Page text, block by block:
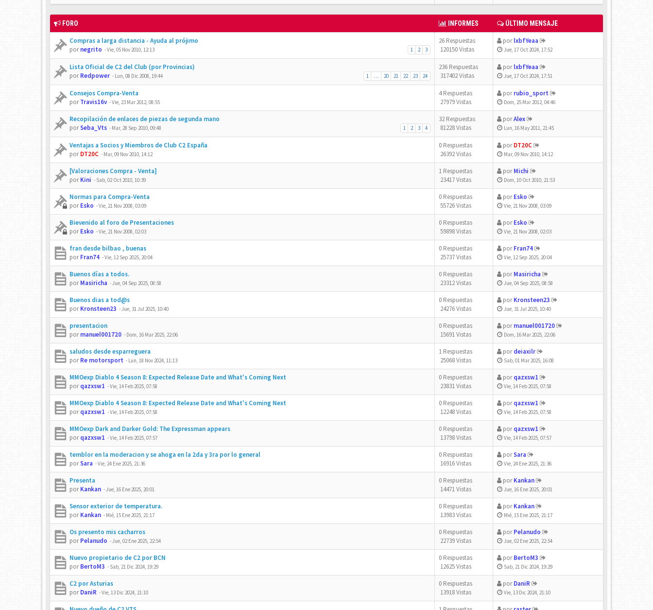
FORO INFORMES ÚLTIMO MENSAJE
Compras a larga distancia - Ayuda al prójimo
1 2 3
pornegrito -Vie, 05 Nov 2010, 12:13
26 Respuestas
120150 Vistas
porlxbfYeaa
Jue, 17 Oct 2024, 17:52
Lista Oficial de C2 del Club (por Provincias)
1 … 20 21 22 23 24
porRedpower - Lun, 08 Dic 2008, 19:44
236 Respuestas
317402 Vistas
porlxbfYeaa
Jue, 17 Oct 2024, 17:51
Consejos Compra-Venta
porTravis16v -Vie, 23 Mar 2012, 08:55
4 Respuestas
27979 Vistas
porrubio_sport
Dom, 25 Mar 2012, 04:46
Recopilación de enlaces de piezas de segunda mano
1 2 3 4
porSeba_Vts - Mar, 28 Sep 2010, 09:48
32 Respuestas
81228 Vistas
porAlex
Lun, 16 May 2011, 21:45
Ventajas a Socios y Miembros de Club C2 España
porDT20C - Mar, 09 Nov 2010, 14:12
0 Respuestas
26392 Vistas
porDT20C
Mar, 09 Nov 2010, 14:12
[Valoraciones Compra - Venta]
porKini - Sab, 02 Oct 2010, 10:39
1 Respuestas
23417 Vistas
porMichi
Dom, 10 Oct 2010, 21:53
Normas para Compra-Venta
porEsko -Vie, 21 Nov 2008, 03:09
0 Respuestas
55726 Vistas
porEsko
Vie, 21 Nov 2008, 03:09
Bievenido al foro de Presentaciones
porEsko -Vie, 21 Nov 2008, 02:03
0 Respuestas
59898 Vistas
porEsko
Vie, 21 Nov 2008, 02:03
fran desde bilbao , buenas
porFran74 -Vie, 12 Sep 2025, 20:04
0 Respuestas
25737 Vistas
porFran74
Vie, 12 Sep 2025, 20:04
Buenos días a todos.
porMasiricha -Jue, 04 Sep 2025, 08:58
0 Respuestas
23312 Vistas
porMasiricha
Jue, 04 Sep 2025, 08:58
Buenos dias a tod@s
porKronsteen23 -Jue, 31 Jul 2025, 10:40
0 Respuestas
24276 Vistas
porKronsteen23
Jue, 31 Jul 2025, 10:40
presentacion
pormanuel001720 - Dom, 16 Mar 2025, 22:06
0 Respuestas
15691 Vistas
pormanuel001720
Dom, 16 Mar 2025, 22:06
saludos desde esparreguera
porRe motorsport - Lun, 18 Nov 2024, 11:13
1 Respuestas
25068 Vistas
pordeiaxilr
Sab, 01 Mar 2025, 16:08
MMOexp Diablo 4 Season 8: Expected Release Date and What's Coming Next
porqazxsw1 -Vie, 14 Feb 2025, 07:58
0 Respuestas
23831 Vistas
porqazxsw1
Vie, 14 Feb 2025, 07:58
MMOexp Diablo 4 Season 8: Expected Release Date and What's Coming Next
porqazxsw1 -Vie, 14 Feb 2025, 07:58
0 Respuestas
12248 Vistas
porqazxsw1
Vie, 14 Feb 2025, 07:58
MMOexp Dark and Darker Gold: The Expressman appears
porqazxsw1 -Vie, 14 Feb 2025, 07:57
0 Respuestas
13798 Vistas
porqazxsw1
Vie, 14 Feb 2025, 07:57
temblor en la moderacion y se ahoga en la 2da y 3ra por lo general
porSara -Vie, 24 Ene 2025, 21:36
0 Respuestas
16916 Vistas
porSara
Vie, 24 Ene 2025, 21:36
Presenta
porKankan -Jue, 16 Ene 2025, 20:01
0 Respuestas
14471 Vistas
porKankan
Jue, 16 Ene 2025, 20:01
Sensor exterior de temperatura.
porKankan - Mié, 15 Ene 2025, 21:17
0 Respuestas
13983 Vistas
porKankan
Mié, 15 Ene 2025, 21:17
Os presento mis cacharros
porPelanudo -Jue, 02 Ene 2025, 22:54
0 Respuestas
22739 Vistas
porPelanudo
Jue, 02 Ene 2025, 22:54
Nuevo propietario de C2 por BCN
porBertoM3 - Sab, 21 Dic 2024, 19:29
0 Respuestas
12625 Vistas
porBertoM3
Sab, 21 Dic 2024, 19:29
C2 por Asturias
porDaniR -Vie, 13 Dic 2024, 21:10
0 Respuestas
13918 Vistas
porDaniR
Vie, 13 Dic 2024, 21:10